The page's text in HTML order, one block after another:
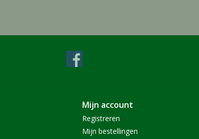
Mijn account
Registreren
Mijn bestellingen